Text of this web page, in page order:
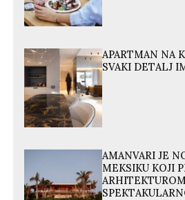
APARTMAN NA
SVAKI DETALJ
AMANVARI JE
MEKSIKU KOJI